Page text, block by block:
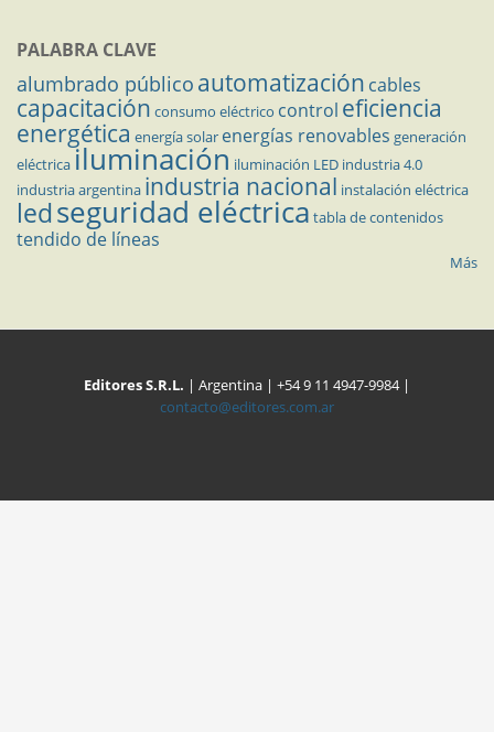
PALABRA CLAVE
alumbrado público automatización cables
capacitación consumo eléctrico control eficiencia
energética energía solar energías renovables generación
eléctricailuminación iluminación LED industria 4.0
industria argentina industria nacional instalación eléctrica
ledseguridad eléctrica tabla de contenidos
tendido de líneas
Más
Editores S.R.L. | Argentina | +54 9 11 4947-9984 |
contacto@editores.com.ar